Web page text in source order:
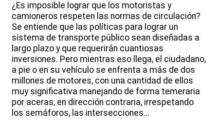
¿Es imposible lograr que los motoristas y
camioneros respeten las normas de circulación?
Se entiende que las políticas para lograr un
sistema de transporte público sean diseñadas a
largo plazo y que requerirán cuantiosas
inversiones. Pero mientras eso llega, el ciudadano,
a pie o en su vehículo se enfrenta a más de dos
millones de motores, con una cantidad de ellos
muy significativa manejando de forma temeraria
por aceras, en dirección contraria, irrespetando
los semáforos, las intersecciones...